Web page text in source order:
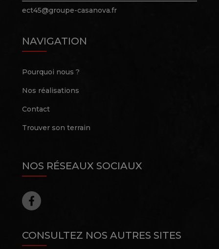
ect45@groupe-casanova.fr
NAVIGATION
Pourquoi nous ?
Nos réalisations
Contact
Trouver son terrain
NOS RÉSEAUX SOCIAUX
CONSULTEZ NOS AUTRES SITES